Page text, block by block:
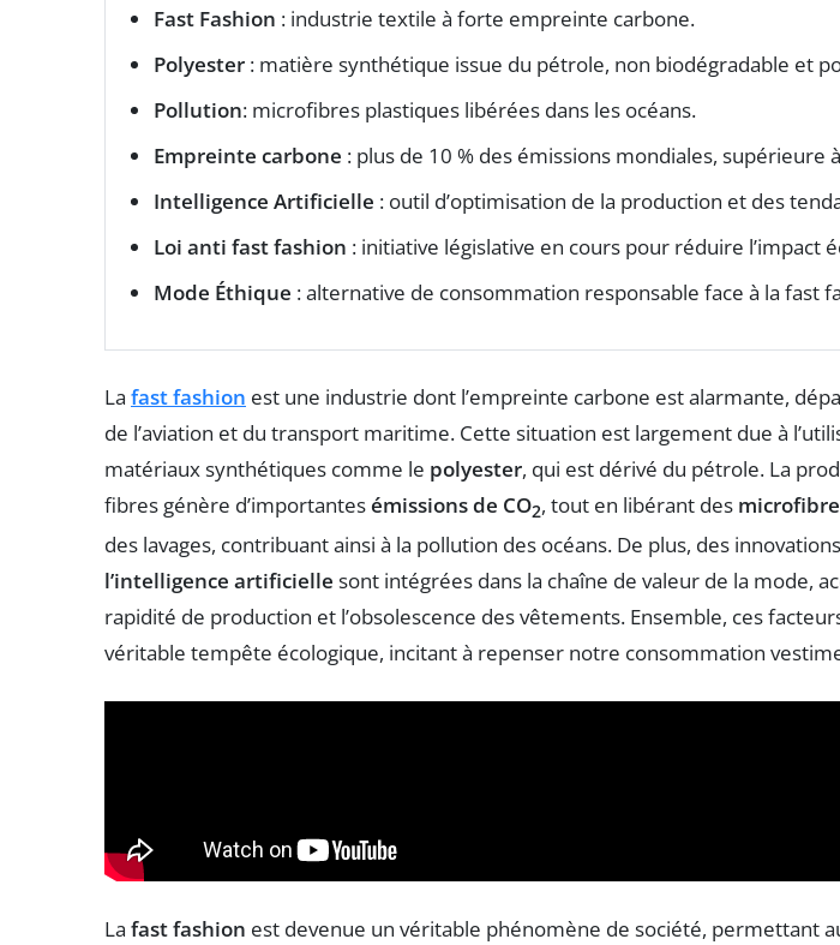
Fast Fashion : industrie textile à forte empreinte carbone.
Polyester : matière synthétique issue du pétrole, non biodégradable et
Pollution: microfibres plastiques libérées dans les océans.
Empreinte carbone : plus de 10 % des émissions mondiales, supérieure
Intelligence Artificielle : outil d’optimisation de la production et des
Loi anti fast fashion : initiative législative en cours pour réduire l’impact
Mode Éthique : alternative de consommation responsable face à la fast
La fast fashion est une industrie dont l’empreinte carbone est alarmante,
de l’aviation et du transport maritime. Cette situation est largement due à
matériaux synthétiques comme le polyester, qui est dérivé du pétrole. La
fibres génère d’importantesémissions de CO2, tout en libérant des
des lavages, contribuant ainsi à la pollution des océans. De plus, des
l’intelligence artificielle sont intégrées dans la chaîne de valeur de la mode,
rapidité de production et l’obsolescence des vêtements. Ensemble, ces
véritable tempête écologique, incitant à repenser notre consommation
La fast fashion est devenue un véritable phénomène de société, permettant